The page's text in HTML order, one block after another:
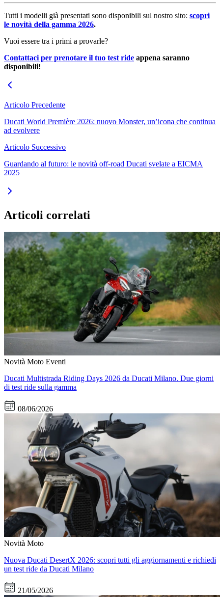
Tutti i modelli già presentati sono disponibili sul nostro sito: scopri
le novità della gamma 2026.
Vuoi essere tra i primi a provarle?
Contattaci per prenotare il tuo test ride appena saranno
disponibili!
Articolo Precedente
Ducati World Première 2026: nuovo Monster, un’icona che continua
ad evolvere
Articolo Successivo
Guardando al futuro: le novità off-road Ducati svelate a EICMA
2025
Articoli correlati
Novità Moto Eventi
Ducati Multistrada Riding Days 2026 da Ducati Milano. Due giorni
di test ride sulla gamma
08/06/2026
Novità Moto
Nuova Ducati DesertX 2026: scopri tutti gli aggiornamenti e richiedi
un test ride da Ducati Milano
21/05/2026